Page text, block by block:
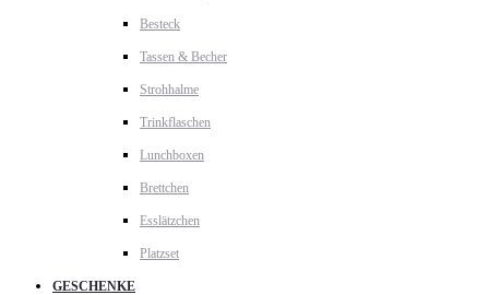
Besteck
Tassen & Becher
Strohhalme
Trinkflaschen
Lunchboxen
Brettchen
Esslätzchen
Platzset
GESCHENKE